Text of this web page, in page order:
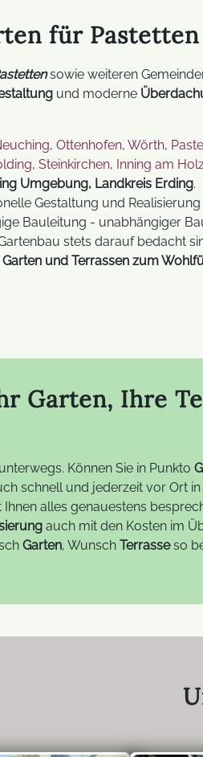
für Pastetten
sowie weiteren
und moderne
, Ottenhofen, Wörth,
, Steinkirchen, Inning am
Umgebung, Landkreis Erding.
Gestaltung und
Bauleitung - unabhängiger
stets darauf bedacht
und Terrassen zum
Garten, Ihre
Können Sie in Punkto
schnell und jederzeit vor Ort in
alles genauestens
auch mit den Kosten im
Garten, Wunsch Terrasseso